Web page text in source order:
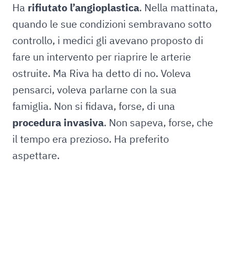
Ha rifiutato l’angioplastica. Nella mattinata,
quando le sue condizioni sembravano sotto
controllo, i medici gli avevano proposto di
fare un intervento per riaprire le arterie
ostruite. Ma Riva ha detto di no. Voleva
pensarci, voleva parlarne con la sua
famiglia. Non si fidava, forse, di una
procedura invasiva. Non sapeva, forse, che
il tempo era prezioso. Ha preferito
aspettare.